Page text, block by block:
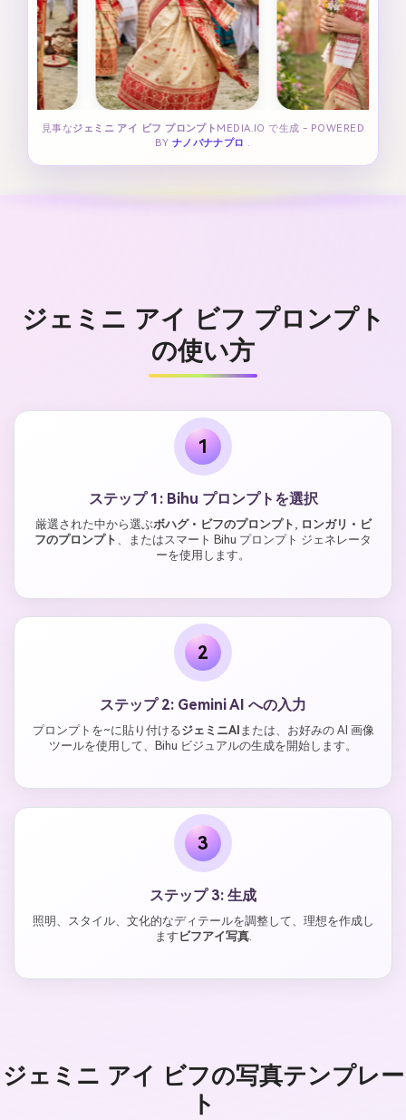
見事なジェミニ アイ ビフ プロンプト MEDIA.IO で生成 - POWERED
BY ナノバナナプロ .
ジェミニ アイ ビフ プロンプト
の使い方
1
ステップ 1: Bihu プロンプトを選択
厳選された中から選ぶボハグ・ビフのプロンプト , ロンガリ・ビ
フのプロンプト 、またはスマート Bihu プロンプト ジェネレータ
ーを使用します。
2
ステップ 2: Gemini AI への入力
プロンプトを~に貼り付けるジェミニAI または、お好みの AI 画像
ツールを使用して、Bihu ビジュアルの生成を開始します。
3
ステップ 3: 生成
照明、スタイル、文化的なディテールを調整して、理想を作成し
ます ビフアイ写真.
ジェミニ アイ ビフの写真テンプレー
ト